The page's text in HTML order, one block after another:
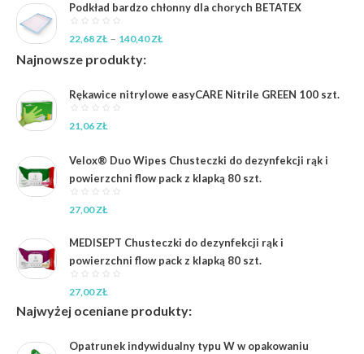
wynosiła:
11,88 zł.
wynosi:
Podkład bardzo chłonny dla chorych BETATEX
22,68ZŁ – 140,40ZŁZakres
do
Najnowsze produkty:
Rękawice nitrylowe easyCARE Nitrile GREEN 100 szt.
21,06ZŁ
Velox® Duo Wipes Chusteczki do dezynfekcji rąk i
powierzchni flow pack z klapką 80 szt.
27,00ZŁ
MEDISEPT Chusteczki do dezynfekcji rąk i
powierzchni flow pack z klapką 80 szt.
27,00ZŁ
Najwyżej oceniane produkty:
Opatrunek indywidualny typu W w opakowaniu